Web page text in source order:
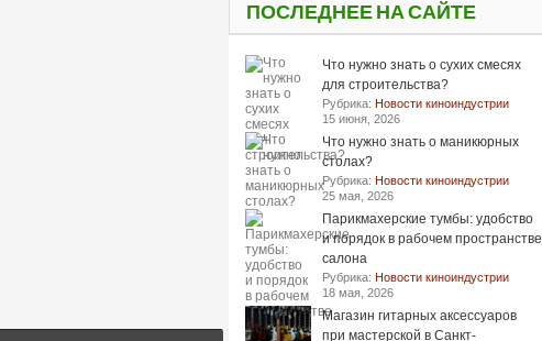
ПОСЛЕДНЕЕ НА САЙТЕ
Что нужно знать о сухих смесях
для строительства?
Рубрика: Новости киноиндустрии
15 июня, 2026
Что нужно знать о маникюрных
столах?
Рубрика: Новости киноиндустрии
25 мая, 2026
Парикмахерские тумбы: удобство
и порядок в рабочем пространстве
салона
Рубрика: Новости киноиндустрии
18 мая, 2026
Магазин гитарных аксессуаров
при мастерской в Санкт-